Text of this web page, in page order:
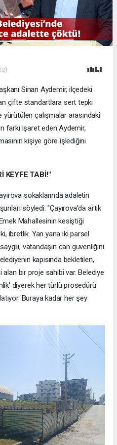
Sinan Aydemir, ilçedeki
çifte standartlara sert tepki
çalışmalar arasındaki
farkı işaret eden Aydemir,
kişiye göre işlediğini
KEYFE TABİ!"
sokaklarında adaletin
söyledi: "Çayırova’da artık
Mahallesinin kesiştiği
ibretlik. Yan yana iki parsel
vatandaşın can güvenliğini
kapısında bekletilen,
bir proje sahibi var. Belediye
diyerek her türlü prosedürü
Buraya kadar her şey